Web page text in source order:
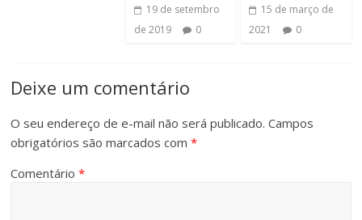
19 de setembro
de 2019
0
15 de março de
2021
0
Deixe um comentário
O seu endereço de e-mail não será publicado. Campos
obrigatórios são marcados com*
Comentário*